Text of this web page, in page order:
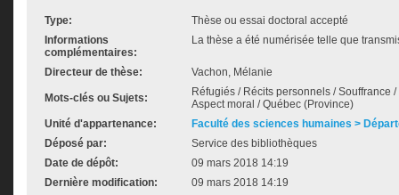
Type:
Thèse ou essai doctoral accepté
Informations
complémentaires:
La thèse a été numérisée telle que
Directeur de thèse: Vachon, Mélanie
Mots-clés ou Sujets:
Réfugiés / Récits personnels / Souffrance
Aspect moral / Québec (Province)
Unité d'appartenance:
Faculté des sciences humaines >
Déposé par:
Service des bibliothèques
Date de dépôt:
09 mars 2018 14:19
Dernière modification:
09 mars 2018 14:19